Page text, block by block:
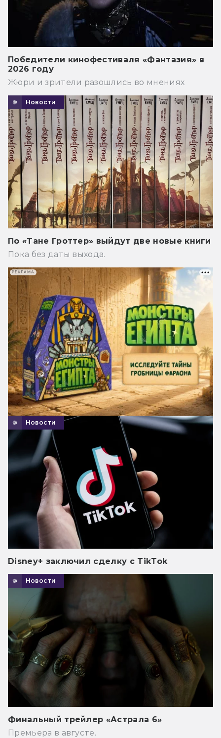
Победители кинофестиваля «Фантазия» в
2026 году
Жюри и зрители разошлись во мнениях
Новости
По «Тане Гроттер» выйдут две новые книги
Пока без даты выхода.
Новости
Disney+ заключил сделку с TikTok
Новости
Финальный трейлер «Астрала 6»
Премьера в августе.
РЕКЛАМА